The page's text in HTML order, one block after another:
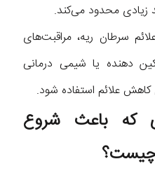
زیادی محدود می‌کند.
سرطان ریه، مراقبت‌های
دهنده یا شیمی درمانی
علائم استفاده شود.
که باعث شروع
چیست؟